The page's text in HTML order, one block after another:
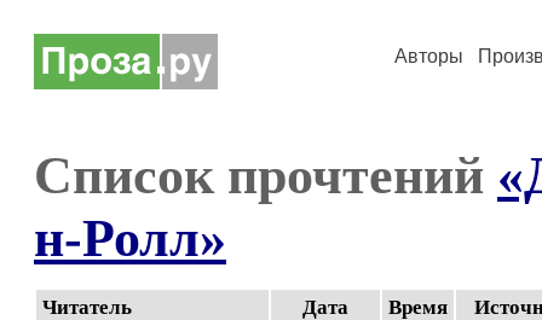
Авторы
Список прочтений
н-Ролл»
Читатель Дата Время